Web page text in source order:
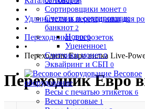
Сортировщики монет 0
Счетчик и сортировщик
банкнот 2
Новое0
Уцененное1
Счетчики монет 0
Эквайринг и СБП 0
Весовое
оборудование
Весы с печатью этикеток 6
Весы торговые 1
•
Удлинители и переходники для
•
Переходники для розеток
•
Переходник Евро вилка Live-
Переходник Евро